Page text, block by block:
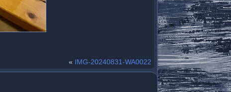
« IMG-20240831-WA0022